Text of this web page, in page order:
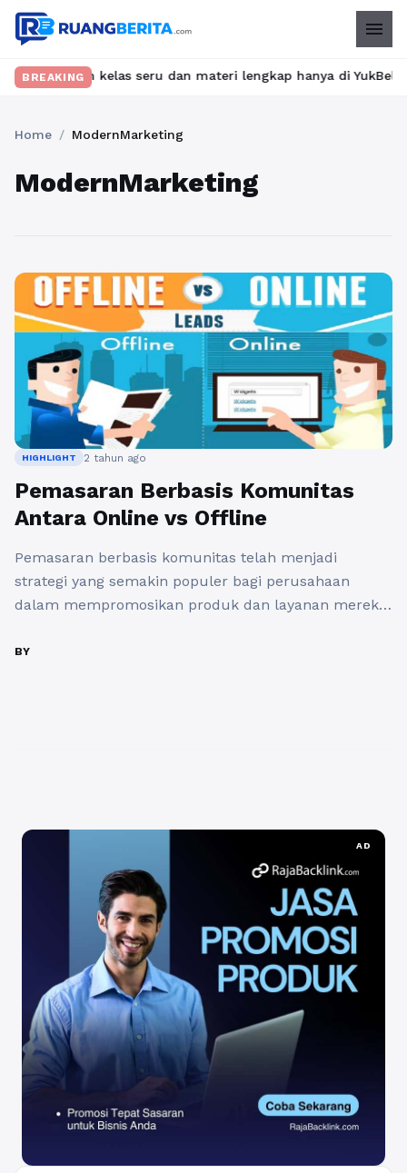
menu
BREAKING
kelas seru dan materi lengkap hanya di
Home / ModernMarketing
ModernMarketing
HIGHLIGHT 2 tahun ago
Pemasaran Berbasis Komunitas
Antara Online vs Offline
Pemasaran berbasis komunitas telah menjadi
strategi yang semakin populer bagi perusahaan
dalam mempromosikan produk dan layanan mereka.
pemasaran berbasis komunitas adalah online dan
BY
AD